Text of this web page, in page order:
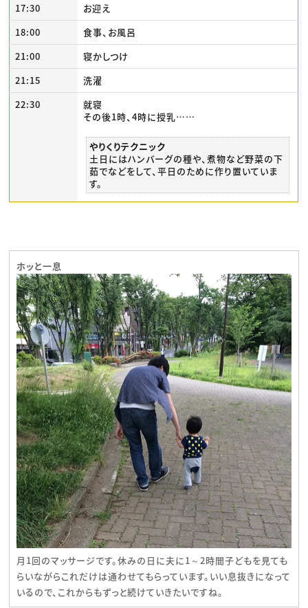
17:30
お迎え
18:00
食事、お風呂
21:00
寝かしつけ
21:15
洗濯
22:30
就寝
その後1時、4時に授乳……
やりくりテクニック
土日にはハンバーグの種や、煮物など野菜の下
茹でなどをして、平日のために作り置いていま
す。
ホッと一息
月1回のマッサージです。休みの日に夫に1～2時間子どもを見ても
らいながらこれだけは通わせてもらっています。いい息抜きになって
いるので、これからもずっと続けていきたいですね。